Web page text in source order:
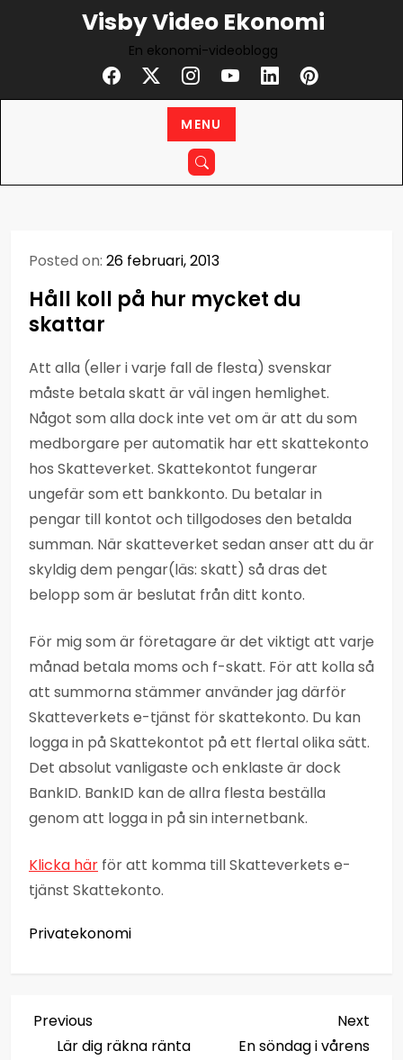
Visby Video Ekonomi
En ekonomi-videoblogg
MENU
Posted on: 26 februari, 2013
Håll koll på hur mycket du
skattar
Att alla (eller i varje fall de flesta) svenskar
måste betala skatt är väl ingen hemlighet.
Något som alla dock inte vet om är att du som
medborgare per automatik har ett skattekonto
hos Skatteverket. Skattekontot fungerar
ungefär som ett bankkonto. Du betalar in
pengar till kontot och tillgodoses den betalda
summan. När skatteverket sedan anser att du är
skyldig dem pengar(läs: skatt) så dras det
belopp som är beslutat från ditt konto.
För mig som är företagare är det viktigt att varje
månad betala moms och f-skatt. För att kolla så
att summorna stämmer använder jag därför
Skatteverkets e-tjänst för skattekonto. Du kan
logga in på Skattekontot på ett flertal olika sätt.
Det absolut vanligaste och enklaste är dock
BankID. BankID kan de allra flesta beställa
genom att logga in på sin internetbank.
Klicka här för att komma till Skatteverkets e-
tjänst Skattekonto.
Privatekonomi
I
Previous
Post
Previous
Lär dig räkna ränta
Post
Next
En söndag i vårens